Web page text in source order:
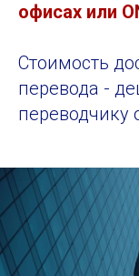
офисах или
Стоимость
перевода -
переводчику